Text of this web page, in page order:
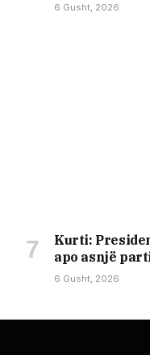
6 Gusht, 2026
Kurti:
apo asnjë
6 Gusht, 2026